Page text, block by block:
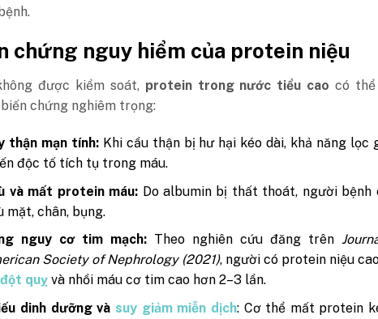
chứng nguy hiểm của protein niệu
được kiểm soát, protein trong nước tiểu cao có thể
chứng nghiêm trọng:
thận mạn tính: Khi cầu thận bị hư hại kéo dài, khả năng lọc
độc tố tích tụ trong máu.
và mất protein máu: Do albumin bị thất thoát, người bệnh
mặt, chân, bụng.
nguy cơ tim mạch: Theo nghiên cứu đăng trên
Society of Nephrology (2021), người có protein niệu
đột quỵ và nhồi máu cơ tim cao hơn 2–3 lần.
dinh dưỡng và suy giảm miễn dịch: Cơ thể mất protein